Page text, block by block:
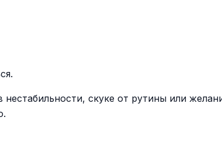
скуке от рутины или